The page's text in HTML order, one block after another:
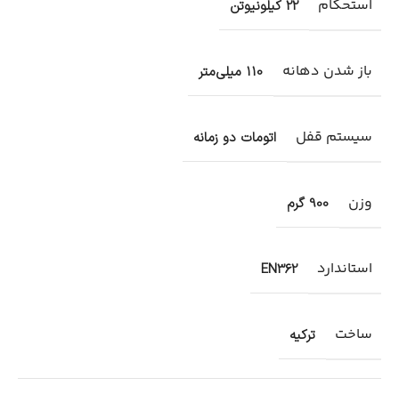
استحکام 22 کیلونیوتن
باز شدن دهانه 110 میلی‌متر
سیستم قفل اتومات دو زمانه
وزن 900 گرم
استاندارد EN362
ساخت ترکیه